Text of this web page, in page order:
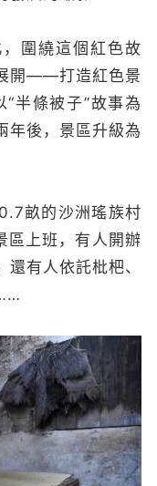
圍繞這個紅色故
開——打造紅色景
半條被子”故事為
年後，景區升級為
畝的沙洲瑤族村
區上班，有人開辦
有人依託枇杷、